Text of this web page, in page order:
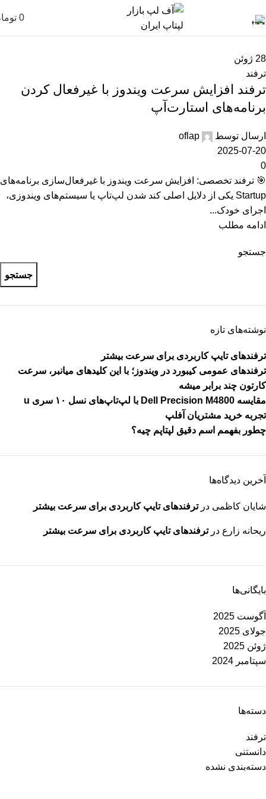
0
28 ژوئن
ترفند
ترفند افزایش سرعت ویندوز با غیرفعال کردن
برنامه‌های استارت‌آپ
ارسال توسط
oflap
2025-07-20
0
🎯 ترفند تخصصی: افزایش سرعت ویندوز با غیرفعال‌سازی برنامه‌های
Startup یکی از دلایل اصلی کند شدن لپ‌تاپ یا سیستم‌های ویندوزی،
اجرای خودک...
ادامه مطلب
جستجو
جستجو
نوشته‌های تازه
ترفندهای تایپ کاربردی برای سرعت بیشتر
ترفندهای عمومی کیبورد در ویندوز؛ با این کلیدهای میانبر، سرعت
کارتون چند برابر میشه
مقایسه Dell Precision M4800 با لپ‌تاپ‌های نسل ۱۰ سری u
تجربه خرید مشتریان آفلپ
چطور بفهمم اسم دقیق لپتاپم چیه؟
آخرین دیدگاه‌ها
شایان کاظمی درترفندهای تایپ کاربردی برای سرعت بیشتر
ریحانه زارع درترفندهای تایپ کاربردی برای سرعت بیشتر
بایگانی‌ها
آگوست 2025
جولای 2025
ژوئن 2025
سپتامبر 2024
دسته‌ها
ترفند
دانستنی
دسته‌بندی نشده